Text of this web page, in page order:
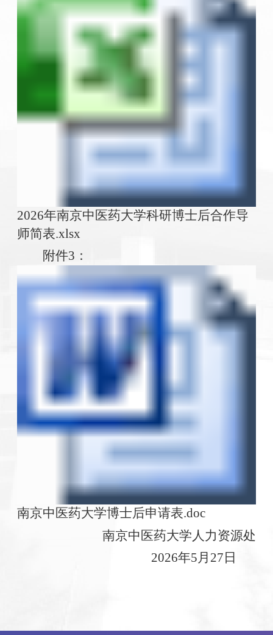
2026年南京中医药大学科研博士后合作导
师简表.xlsx
附件3：
南京中医药大学博士后申请表.doc
南京中医药大学人力资源处
2026年5月27日